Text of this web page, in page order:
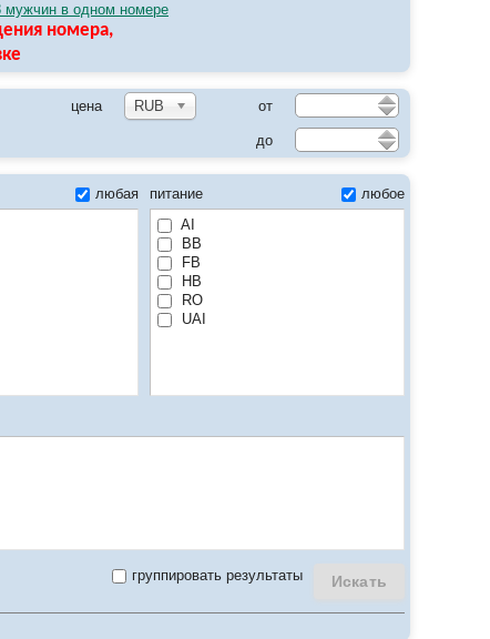
в одном номере
номера,
цена RUB от
до
любая
питание
любое
AI
BB
FB
HB
RO
UAI
Искать
группировать результаты